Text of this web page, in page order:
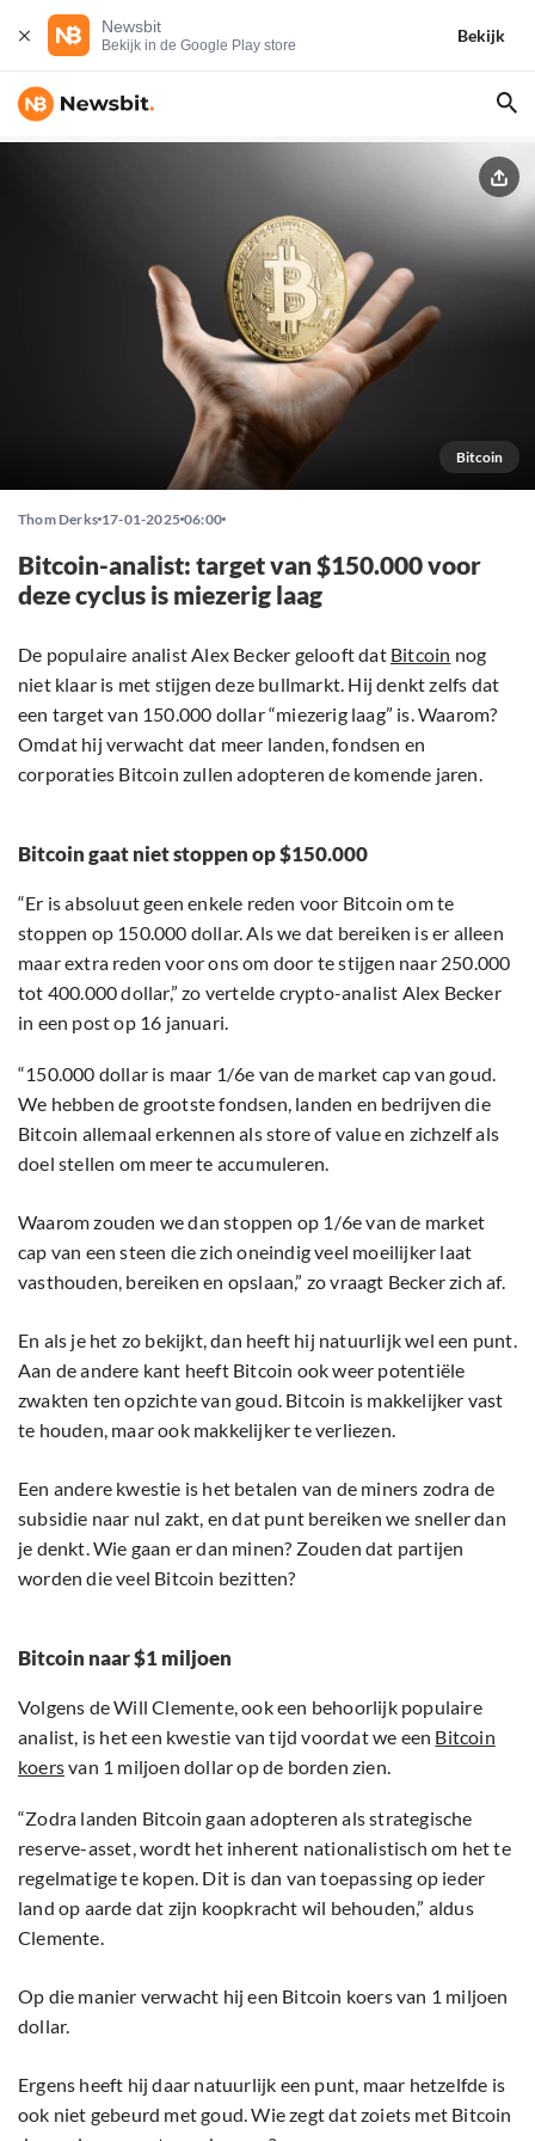
Newsbit
Bekijk in de Google Play store
Bekijk
Bitcoin
Thom Derks 17-01-2025 06:00
Bitcoin-analist: target van $150.000 voor
deze cyclus is miezerig laag
De populaire analist Alex Becker gelooft dat Bitcoin nog
niet klaar is met stijgen deze bullmarkt. Hij denkt zelfs dat
een target van 150.000 dollar “miezerig laag” is. Waarom?
Omdat hij verwacht dat meer landen, fondsen en
corporaties Bitcoin zullen adopteren de komende jaren.
Bitcoin gaat niet stoppen op $150.000
“Er is absoluut geen enkele reden voor Bitcoin om te
stoppen op 150.000 dollar. Als we dat bereiken is er alleen
maar extra reden voor ons om door te stijgen naar 250.000
tot 400.000 dollar,” zo vertelde crypto-analist Alex Becker
in een post op 16 januari.
“150.000 dollar is maar 1/6e van de market cap van goud.
We hebben de grootste fondsen, landen en bedrijven die
Bitcoin allemaal erkennen als store of value en zichzelf als
doel stellen om meer te accumuleren.
Waarom zouden we dan stoppen op 1/6e van de market
cap van een steen die zich oneindig veel moeilijker laat
vasthouden, bereiken en opslaan,” zo vraagt Becker zich af.
En als je het zo bekijkt, dan heeft hij natuurlijk wel een punt.
Aan de andere kant heeft Bitcoin ook weer potentiële
zwakten ten opzichte van goud. Bitcoin is makkelijker vast
te houden, maar ook makkelijker te verliezen.
Een andere kwestie is het betalen van de miners zodra de
subsidie naar nul zakt, en dat punt bereiken we sneller dan
je denkt. Wie gaan er dan minen? Zouden dat partijen
worden die veel Bitcoin bezitten?
Bitcoin naar $1 miljoen
Volgens de Will Clemente, ook een behoorlijk populaire
analist, is het een kwestie van tijd voordat we een Bitcoin
koersvan 1 miljoen dollar op de borden zien.
“Zodra landen Bitcoin gaan adopteren als strategische
reserve-asset, wordt het inherent nationalistisch om het te
regelmatige te kopen. Dit is dan van toepassing op ieder
land op aarde dat zijn koopkracht wil behouden,” aldus
Clemente.
Op die manier verwacht hij een Bitcoin koers van 1 miljoen
dollar.
Ergens heeft hij daar natuurlijk een punt, maar hetzelfde is
ook niet gebeurd met goud. Wie zegt dat zoiets met Bitcoin